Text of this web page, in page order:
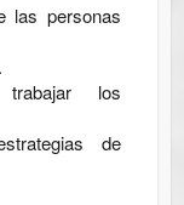
las personas
trabajar los
de